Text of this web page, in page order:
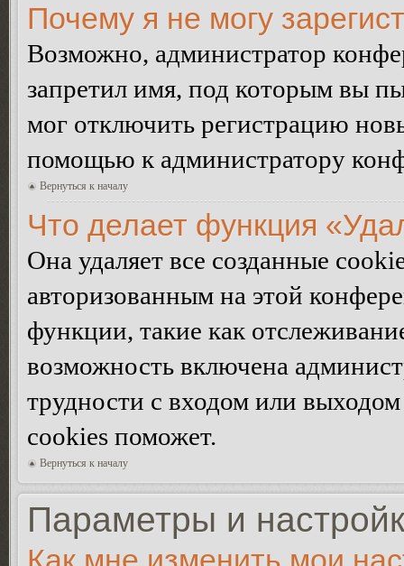
Почему я не могу
Возможно, администратор
запретил имя, под которым вы
мог отключить регистрацию
помощью к администратору
Вернуться к началу
Что делает функция
Она удаляет все созданные
авторизованным на этой
функции, такие как
возможность включена
трудности с входом или
cookies поможет.
Вернуться к началу
Параметры и